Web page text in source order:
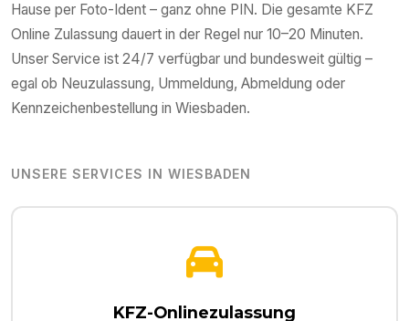
Hause per Foto-Ident – ganz ohne PIN. Die gesamte KFZ
Online Zulassung dauert in der Regel nur 10–20 Minuten.
Unser Service ist 24/7 verfügbar und bundesweit gültig –
egal ob Neuzulassung, Ummeldung, Abmeldung oder
Kennzeichenbestellung in Wiesbaden.
UNSERE SERVICES IN WIESBADEN
KFZ-Onlinezulassung